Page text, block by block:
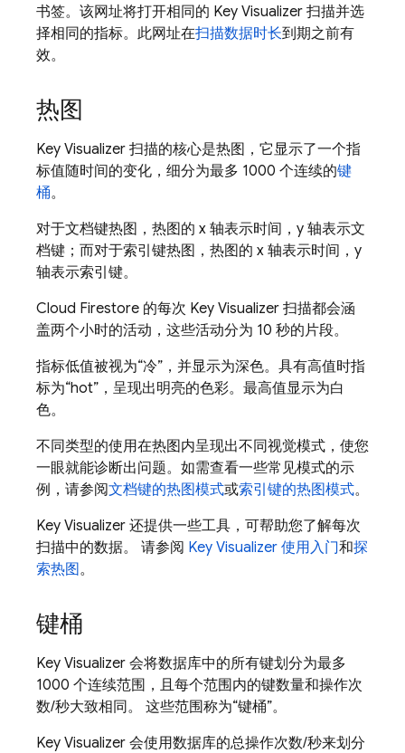
书签。该网址将打开相同的 Key Visualizer 扫描并选
择相同的指标。此网址在扫描数据时长到期之前有
效。
热图
Key Visualizer 扫描的核心是热图，它显示了一个指
标值随时间的变化，细分为最多 1000 个连续的键
桶。
对于文档键热图，热图的 x 轴表示时间，y 轴表示文
档键；而对于索引键热图，热图的 x 轴表示时间，y
轴表示索引键。
Cloud Firestore 的每次 Key Visualizer 扫描都会涵
盖两个小时的活动，这些活动分为 10 秒的片段。
指标低值被视为“冷”，并显示为深色。具有高值时指
标为“hot”，呈现出明亮的色彩。最高值显示为白
色。
不同类型的使用在热图内呈现出不同视觉模式，使您
一眼就能诊断出问题。如需查看一些常见模式的示
例，请参阅文档键的热图模式或索引键的热图模式。
Key Visualizer 还提供一些工具，可帮助您了解每次
扫描中的数据。 请参阅 Key Visualizer 使用入门和探
索热图。
键桶
Key Visualizer 会将数据库中的所有键划分为最多
1000 个连续范围，且每个范围内的键数量和操作次
数/秒大致相同。 这些范围称为“键桶”。
Key Visualizer 会使用数据库的总操作次数/秒来划分